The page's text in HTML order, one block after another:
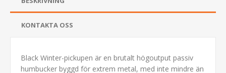
KONTAKTA OSS
Black Winter-pickupen är en brutalt högoutput passiv
humbucker byggd för extrem metal, med inte mindre än